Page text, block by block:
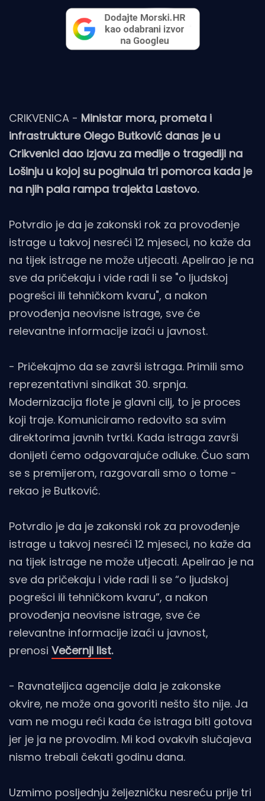
CRIKVENICA - Ministar mora, prometa i
infrastrukture Olego Butković danas je u
Crikvenici dao izjavu za medije o tragediji na
Lošinju u kojoj su poginula tri pomorca kada je
na njih pala rampa trajekta Lastovo.
Potvrdio je da je zakonski rok za provođenje
istrage u takvoj nesreći 12 mjeseci, no kaže da
na tijek istrage ne može utjecati. Apelirao je na
sve da pričekaju i vide radi li se "o ljudskoj
pogrešci ili tehničkom kvaru", a nakon
provođenja neovisne istrage, sve će
relevantne informacije izaći u javnost.
- Pričekajmo da se završi istraga. Primili smo
reprezentativni sindikat 30. srpnja.
Modernizacija flote je glavni cilj, to je proces
koji traje. Komuniciramo redovito sa svim
direktorima javnih tvrtki. Kada istraga završi
donijeti ćemo odgovarajuće odluke. Čuo sam
se s premijerom, razgovarali smo o tome -
rekao je Butković.
Potvrdio je da je zakonski rok za provođenje
istrage u takvoj nesreći 12 mjeseci, no kaže da
na tijek istrage ne može utjecati. Apelirao je na
sve da pričekaju i vide radi li se “o ljudskoj
pogrešci ili tehničkom kvaru”, a nakon
provođenja neovisne istrage, sve će
relevantne informacije izaći u javnost,
prenosi Večernji list.
- Ravnateljica agencije dala je zakonske
okvire, ne može ona govoriti nešto što nije. Ja
vam ne mogu reći kada će istraga biti gotova
jer je ja ne provodim. Mi kod ovakvih slučajeva
nismo trebali čekati godinu dana.
Uzmimo posljednju željezničku nesreću prije tri